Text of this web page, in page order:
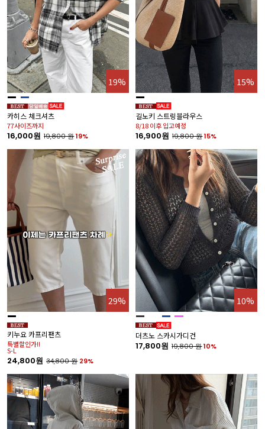
19%
카히스 체크셔츠
77사이즈까지
16,000원 19,800원19%
15%
길노키 스트링블라우스
8/18 이후 입고예정
16,900원 19,800원15%
29%
키누요 카프리팬츠
특별할인가!!
S-L
24,800원 34,800원 29%
10%
더츠노 스카시가디건
17,800원 19,800원10%